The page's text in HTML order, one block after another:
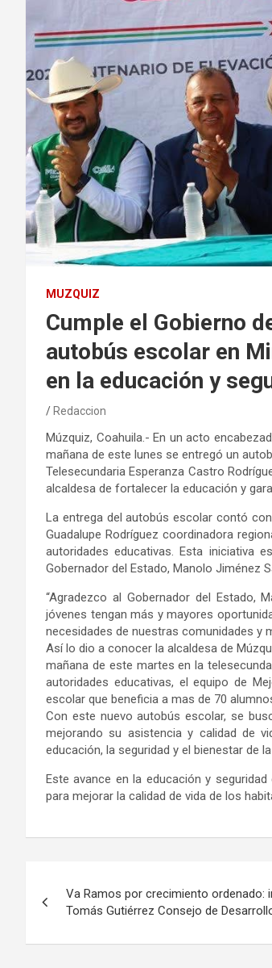
MUZQUIZ
Cumple el Gobierno
autobús escolar en
en la educación y
Redaccion
Múzquiz, Coahuila.- En un acto
mañana de este lunes se entregó un
Telesecundaria Esperanza Castro
alcaldesa de fortalecer la educación y
La entrega del autobús escolar contó
Guadalupe Rodríguez coordinadora
autoridades educativas. Esta iniciativa
Gobernador del Estado, Manolo Jiménez
“Agradezco al Gobernador del Estado,
jóvenes tengan más y mayores
necesidades de nuestras comunidades y
Así lo dio a conocer la alcaldesa de
mañana de este martes en la
autoridades educativas, el equipo de
escolar que beneficia a mas de 70
Con este nuevo autobús escolar, se
mejorando su asistencia y calidad de
educación, la seguridad y el bienestar de
Este avance en la educación y
para mejorar la calidad de vida de los
de
entradas
Va Ramos por crecimiento ordenado:
Tomás Gutiérrez Consejo de